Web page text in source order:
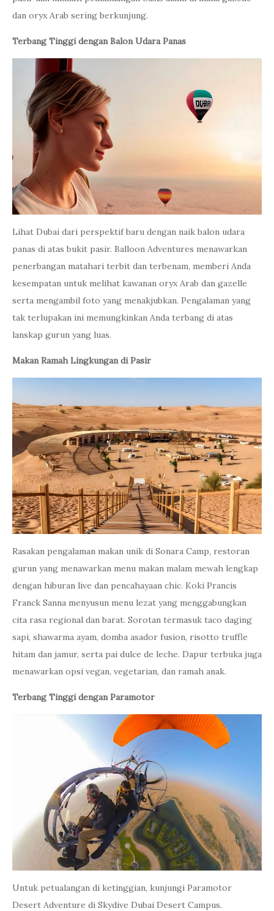
dan oryx Arab sering berkunjung.
Terbang Tinggi dengan Balon Udara Panas
Lihat Dubai dari perspektif baru dengan naik balon udara
panas di atas bukit pasir. Balloon Adventures menawarkan
penerbangan matahari terbit dan terbenam, memberi Anda
kesempatan untuk melihat kawanan oryx Arab dan gazelle
serta mengambil foto yang menakjubkan. Pengalaman yang
tak terlupakan ini memungkinkan Anda terbang di atas
lanskap gurun yang luas.
Makan Ramah Lingkungan di Pasir
Rasakan pengalaman makan unik di Sonara Camp, restoran
gurun yang menawarkan menu makan malam mewah lengkap
dengan hiburan live dan pencahayaan chic. Koki Prancis
Franck Sanna menyusun menu lezat yang menggabungkan
cita rasa regional dan barat. Sorotan termasuk taco daging
sapi, shawarma ayam, domba asador fusion, risotto truffle
hitam dan jamur, serta pai dulce de leche. Dapur terbuka juga
menawarkan opsi vegan, vegetarian, dan ramah anak.
Terbang Tinggi dengan Paramotor
Untuk petualangan di ketinggian, kunjungi Paramotor
Desert Adventure di Skydive Dubai Desert Campus.